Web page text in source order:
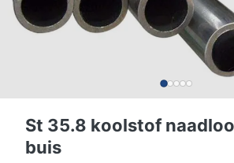
St 35.8 koolstof
buis